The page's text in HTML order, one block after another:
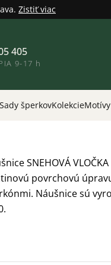
Zistiť viac
405
9-17 h
Sady šperkovKolekcie
SNEHOVÁ
povrchovú
Náušnice sú